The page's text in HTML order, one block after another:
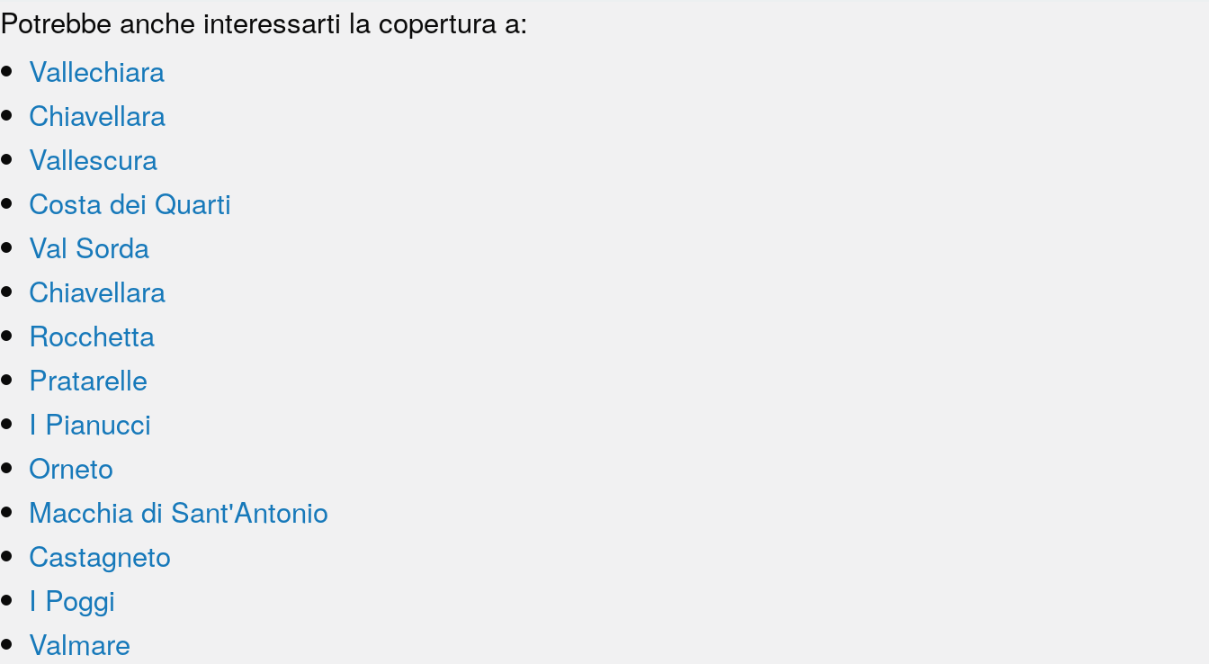
Potrebbe anche interessarti la copertura a:
Vallechiara
Chiavellara
Vallescura
Costa dei Quarti
Val Sorda
Chiavellara
Rocchetta
Pratarelle
I Pianucci
Orneto
Macchia di Sant'Antonio
Castagneto
I Poggi
Valmare